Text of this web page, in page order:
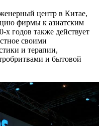
центр в Китае,
фирмы к азиатским
х годов также действует
своими
и терапии,
и бытовой